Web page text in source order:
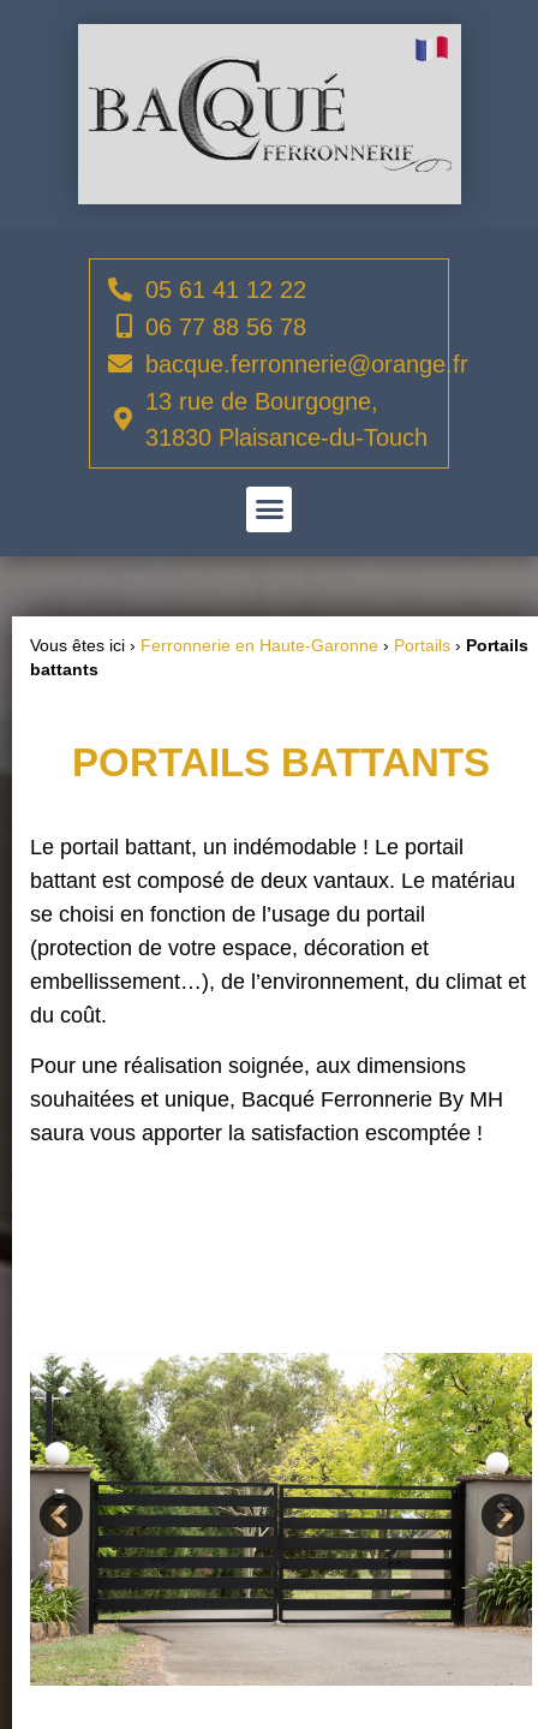
05 61 41 12 22
06 77 88 56 78
bacque.ferronnerie@orange.fr
13 rue de Bourgogne,
31830 Plaisance-du-Touch
Vous êtes ici › Ferronnerie en Haute-Garonne › Portails › Portails
battants
PORTAILS BATTANTS
Le portail battant, un indémodable ! Le portail
battant est composé de deux vantaux. Le matériau
se choisi en fonction de l’usage du portail
(protection de votre espace, décoration et
embellissement…), de l’environnement, du climat et
du coût.
Pour une réalisation soignée, aux dimensions
souhaitées et unique, Bacqué Ferronnerie By MH
saura vous apporter la satisfaction escomptée !